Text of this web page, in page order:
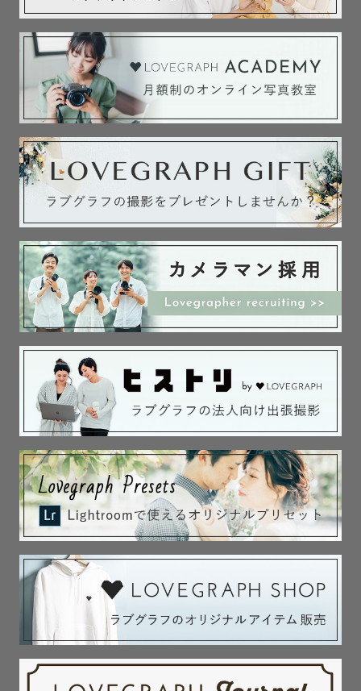
くさんご提案させて頂きます✎𓂃
ご一緒に撮影までたくさん楽しいイメージを膨らませて当
日を迎えましょう✨
【撮影当日】⋰⋱⋰⋱⋰✈︎
小さいお子さまがいる方へどうか安心してお子様との撮影
をお任せください♪
(絶賛三児の子育て中です✊🏻)
また写真が苦手な方、そうで無い方にもとにかく楽しんで
貰えるような撮影を心がけています♪
お話ししながら皆さんにはリラックスして撮影に参加頂け
るよう努めております📷
【活動エリア】⋰⋱⋰⋱⋰✈︎
神奈川中心
東京、静岡一部地域
(お気軽にご相談ください♪)
最後に…
【私について】⋰⋱⋰⋱⋰✈︎
10年以上勤めていた金融機関を辞め、フリーランスカメラ
マンとして活動しております📷
現在は3人の子育て真っ最中！
9歳の女の子、7歳と3歳の男の子がいます。
幼少期から長いこと横浜市内に住んでおりましたが、小さ
い頃から海が大好きで海が近い湘南へ移住しました🌊
３人の子供達と泣いたり笑ったり怒ったり大忙しの毎日を
送っております♪